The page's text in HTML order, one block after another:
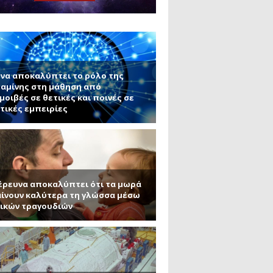
εφαρμογές τους (Μέρος 2)
και πυριτένιο (Μέρος
ΜΙΤ)
ΑΠΘ)
αποκαλύπτει το ρόλο της
στη μάθηση από
σε θετικές και ποινές σε
εμπειρίες
αποκαλύπτει ότι τα μωρά
καλύτερα τη γλώσσα μέσω
τραγουδιών